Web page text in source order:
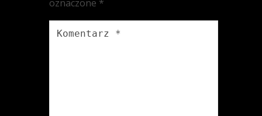
oznaczone *